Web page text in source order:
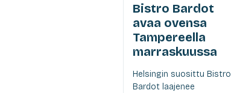
Bistro Bardot
avaa ovensa
Tampereella
marraskuussa
Helsingin suosittu Bistro
Bardot laajenee